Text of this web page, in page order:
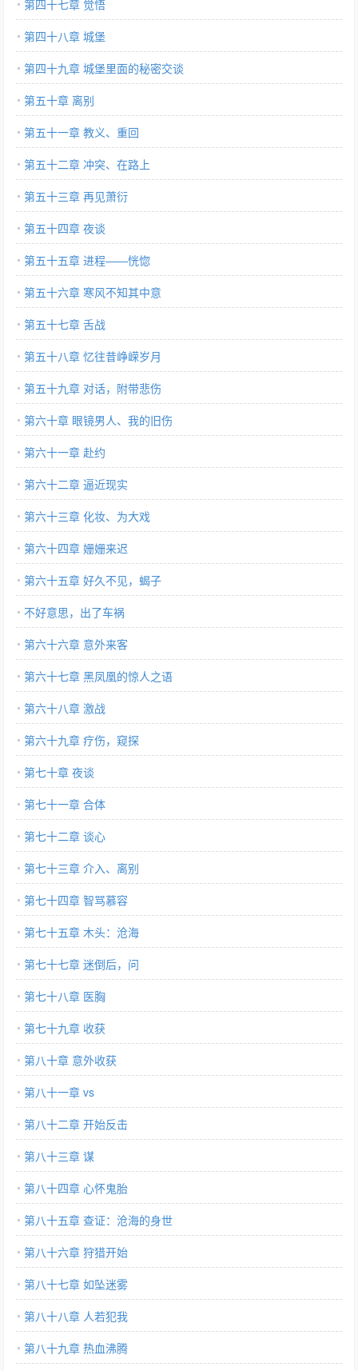
第四十七章 觉悟
第四十八章 城堡
第四十九章 城堡里面的秘密交谈
第五十章 离别
第五十一章 教义、重回
第五十二章 冲突、在路上
第五十三章 再见萧衍
第五十四章 夜谈
第五十五章 进程——恍惚
第五十六章 寒风不知其中意
第五十七章 舌战
第五十八章 忆往昔峥嵘岁月
第五十九章 对话，附带悲伤
第六十章 眼镜男人、我的旧伤
第六十一章 赴约
第六十二章 逼近现实
第六十三章 化妆、为大戏
第六十四章 姗姗来迟
第六十五章 好久不见，蝎子
不好意思，出了车祸
第六十六章 意外来客
第六十七章 黑凤凰的惊人之语
第六十八章 激战
第六十九章 疗伤，窥探
第七十章 夜谈
第七十一章 合体
第七十二章 谈心
第七十三章 介入、离别
第七十四章 智骂慕容
第七十五章 木头：沧海
第七十七章 迷倒后，问
第七十八章 医胸
第七十九章 收获
第八十章 意外收获
第八十一章 vs
第八十二章 开始反击
第八十三章 谋
第八十四章 心怀鬼胎
第八十五章 查证：沧海的身世
第八十六章 狩猎开始
第八十七章 如坠迷雾
第八十八章 人若犯我
第八十九章 热血沸腾